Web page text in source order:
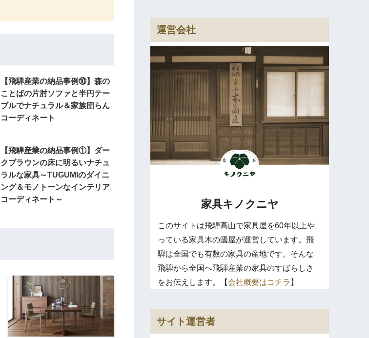
【飛騨産業の納品事例⑩】森の
ことばの片肘ソファと半円テー
ブルでナチュラル＆家族団らん
コーディネート
【飛騨産業の納品事例①】ダー
クブラウンの床に明るいナチュ
ラルな家具～TUGUMIのダイニ
ング＆モノトーンなインテリア
コーディネート～
運営会社
家具キノクニヤ
このサイトは飛騨高山で家具屋を60年以上や
っている家具木の國屋が運営しています。飛
騨は全国でも有数の家具の産地です。そんな
飛騨から全国へ飛騨産業の家具のすばらしさ
をお伝えします。【会社概要はコチラ 】
サイト運営者